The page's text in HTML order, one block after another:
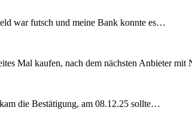
war futsch und meine Bank konnte es…
Mal kaufen, nach dem nächsten Anbieter
die Bestätigung, am 08.12.25 sollte…